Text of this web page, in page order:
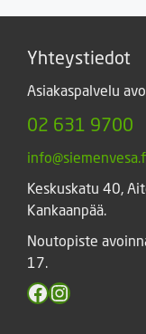
Yhteystiedot
Asiakaspalvelu
02 631 9700
Keskuskatu 40,
Kankaanpää.
Noutopiste
17.
Facebook
Instagram